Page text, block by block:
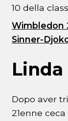
10 della
Wimbledon
Sinner-
Linda
Dopo aver
21enne